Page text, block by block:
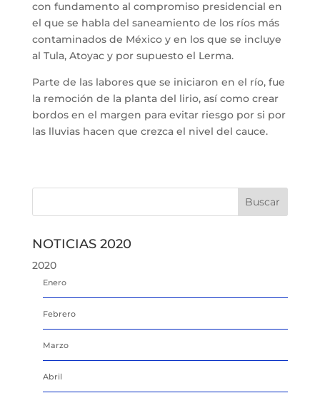
con fundamento al compromiso presidencial en
el que se habla del saneamiento de los ríos más
contaminados de México y en los que se incluye
al Tula, Atoyac y por supuesto el Lerma.
Parte de las labores que se iniciaron en el río, fue
la remoción de la planta del lirio, así como crear
bordos en el margen para evitar riesgo por si por
las lluvias hacen que crezca el nivel del cauce.
NOTICIAS 2020
2020
Enero
Febrero
Marzo
Abril